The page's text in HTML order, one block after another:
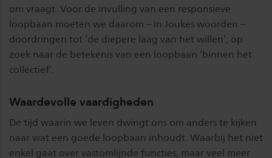
om vraagt. Voor de invulling van een responsieve
loopbaan moeten we daarom – in Joukes woorden –
doordringen tot ‘de diepere laag van het willen’; op
zoek naar de betekenis van een loopbaan ‘binnen het
collectief’.
Waardevolle vaardigheden
De tijd waarin we leven dwingt ons om anders te kijken
naar wat een goede loopbaan inhoudt. Waarbij het niet
enkel gaat over vastomlijnde functies, maar veel meer